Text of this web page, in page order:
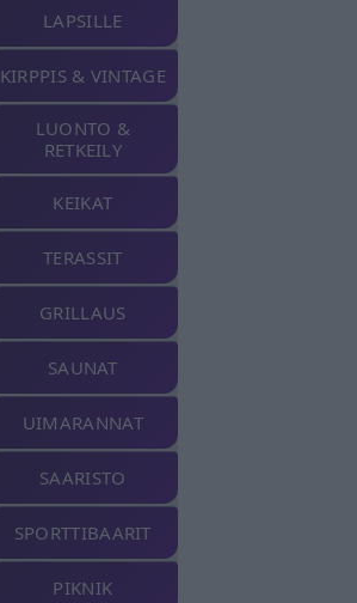
LAPSILLE
KIRPPIS & VINTAGE
LUONTO &
RETKEILY
KEIKAT
TERASSIT
GRILLAUS
SAUNAT
UIMARANNAT
SAARISTO
SPORTTIBAARIT
PIKNIK